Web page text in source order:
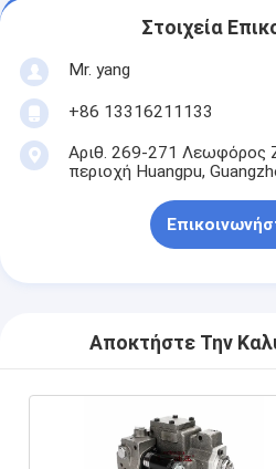
Στοιχεία
Mr. yang
+86 13316211133
Αριθ. 269-271 Λεωφόρος
περιοχή Huangpu,
Αποκτήστε Την